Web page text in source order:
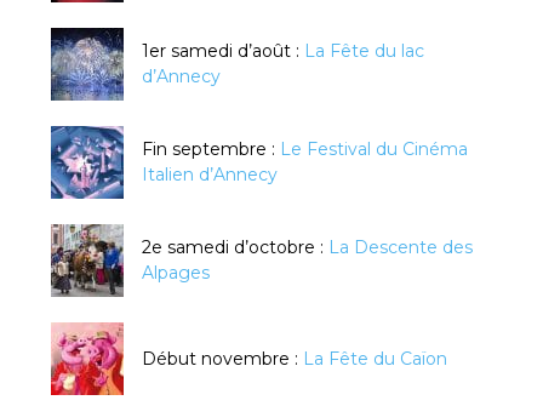
1er samedi d’août : La Fête du lac
d’Annecy
Fin septembre : Le Festival du Cinéma
Italien d’Annecy
2e samedi d’octobre : La Descente des
Alpages
Début novembre : La Fête du Caïon